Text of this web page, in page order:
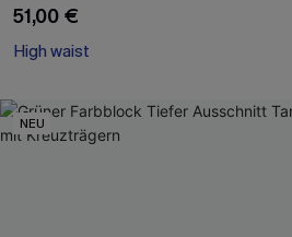
51,00 €
High waist
NEU